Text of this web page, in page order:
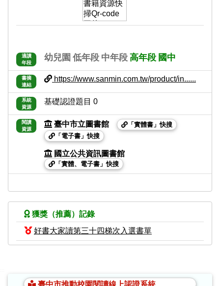
適讀
年段
幼兒園 低年段 中年段 高年段 國中
書摘
連結
https://www.sanmin.com.tw/product/in......
系統
資源
基礎認證題目 0
閱讀
資源
臺中市立圖書館
「實體書」快搜
「電子書」快搜
國立公共資訊圖書館
「實體、電子書」快搜
獲獎（推薦）記錄
好書大家讀第三十四梯次入選書單
臺中市推動校園閱讀線上認證系統